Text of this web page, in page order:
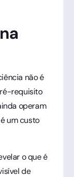
não é
requisito
operam
um custo
o que é
de